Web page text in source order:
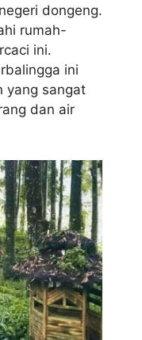
dongeng.
rumah-
ini.
ini
yang sangat
dan air